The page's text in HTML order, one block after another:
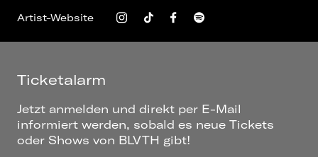
Artist-Website
Ticketalarm
Jetzt anmelden und direkt per E-Mail
informiert werden, sobald es neue Tickets
oder Shows von BLVTH gibt!